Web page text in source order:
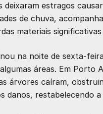
deixaram estragos
de chuva,
materiais
na noite de sexta-
áreas. Em Porto
árvores caíram,
danos, restabelecendo